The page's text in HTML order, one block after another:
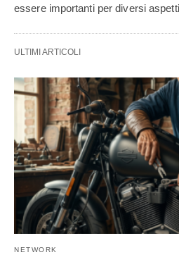
essere importanti per diversi
ULTIMI ARTICOLI
NETWORK